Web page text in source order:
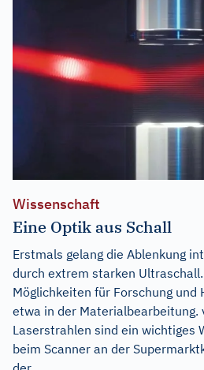
Wissenschaft
Eine Optik aus Schall
Erstmals gelang die Ablenkung
durch extrem starken
Möglichkeiten für Forschung und
etwa in der Materialbearbeitung.
Laserstrahlen sind ein wichtiges
beim Scanner an der